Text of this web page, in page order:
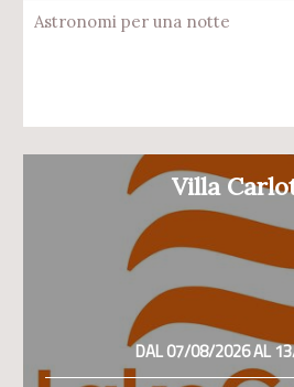
Astronomi per una notte
Villa
DAL 07/08/2026 AL